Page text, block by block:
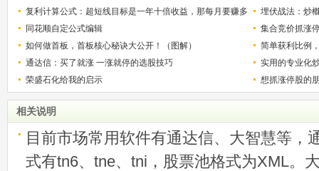
解）
的技巧（图解
复利计算公式：超短线目标是一年十倍收益，那每月要赚多
少？
埋伏战法：炒
同花顺自定公式编辑
集合竞价抓涨
如何做首板，首板核心秘诀大公开！（图解）
简单获利比例
用
通达信：买了就涨 一涨就停的选股技巧
实用的专业化
荣盛石化给我的启示
想抓涨停股的
相关说明
目前市场常用软件有通达信、大智慧等，
式有tn6、tne、tni，股票池格式为XML。